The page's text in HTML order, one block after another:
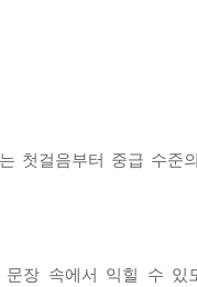
첫걸음부터 중급 수준
장 속에서 익힐 수